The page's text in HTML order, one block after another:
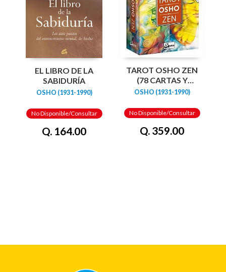
EL LIBRO DE LA
SABIDURÍA
OSHO (1931-1990)
No Disponible/Consultar
Q. 164.00
TAROT OSHO ZEN
(78 CARTAS Y
LIBRO)
OSHO (1931-1990)
No Disponible/Consultar
Q. 359.00